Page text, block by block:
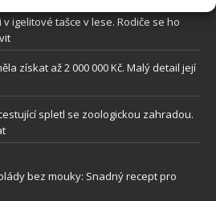
igelitové tašce v lese. Rodiče se ho
získat až 2 000 000 Kč. Malý detail její
spletl se zoologickou zahradou.
bez mouky: Snadný recept pro